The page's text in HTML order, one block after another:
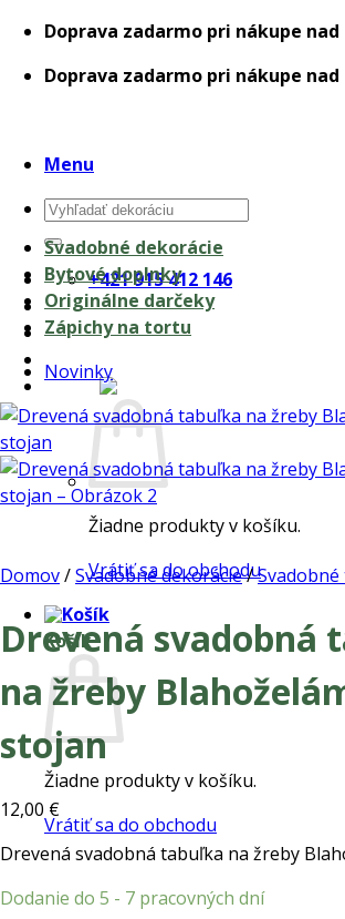
Skip
content
Doprava zadarmo pri nákupe nad
Doprava zadarmo pri nákupe nad
Menu
Hľadať:
+421 915 412 146
0,00€
Žiadne produkty v košíku.
Vrátiť sa do obchodu
Košík
Žiadne produkty v košíku.
Vrátiť sa do obchodu
Svadobné dekorácie
Bytové doplnky
Originálne darčeky
Zápichy na tortu
Novinky
Domov/Svadobné dekorácie/
Drevená svadobná
na žreby
stojan
12,00 €
Drevená svadobná tabuľka na žreby
Dodanie do 5 - 7 pracovných dní